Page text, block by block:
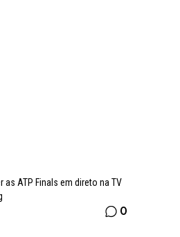
as ATP Finals em direto na TV
0